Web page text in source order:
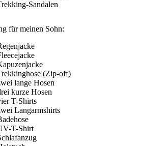
Sandalen
für meinen Sohn:
(Zip-off)
lange Hosen
kurze Hosen
T-Shirts
Langarmshirts
T-Shirt